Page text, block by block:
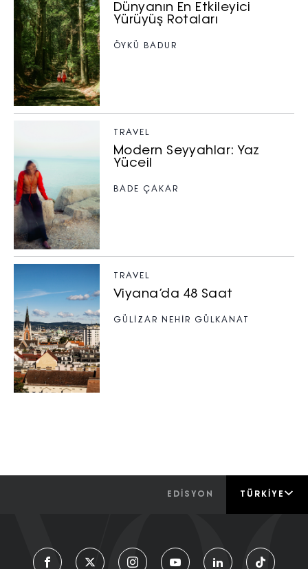
Dünyanın En Etkileyici
Yürüyüş Rotaları
ÖYKÜ BADUR
TRAVEL
Modern Seyyahlar: Yaz
Yüceil
BADE ÇAKAR
TRAVEL
Viyana’da 48 Saat
GÜLİZAR NEHİR GÜLKANAT
EDİSYON TÜRKIYE